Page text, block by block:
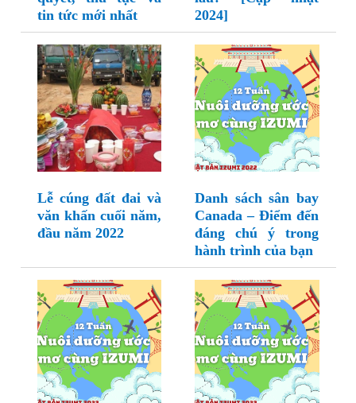
tin tức mới nhất
2024]
Lễ cúng đất đai và
văn khấn cuối năm,
đầu năm 2022
Danh sách sân bay
Canada – Điểm đến
đáng chú ý trong
hành trình của bạn